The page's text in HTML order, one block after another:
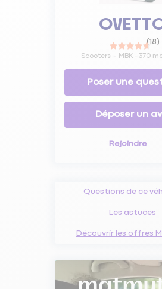
(18)
Scooters MBK - 370
Poser une
Déposer un
Rejoindre
Questions de ce
Les astuces
Découvrir les offres